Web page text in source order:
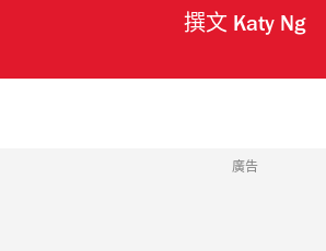
撰文 Katy Ng
廣告